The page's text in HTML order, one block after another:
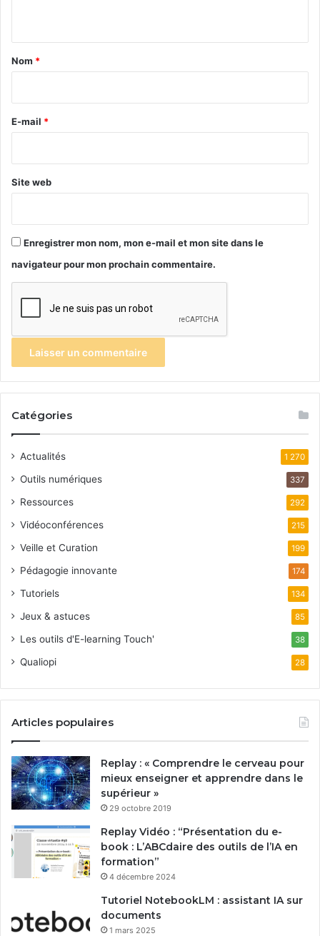
a
e
Nom *
E-mail *
Site web
Enregistrer mon nom, mon e-mail et mon site dans le
navigateur pour mon prochain commentaire.
Catégories
Actualités 1 270
Outils numériques 337
Ressources 292
Vidéoconférences 215
Veille et Curation 199
Pédagogie innovante 174
Tutoriels 134
Jeux & astuces 85
Les outils d'E-learning Touch' 38
Qualiopi 28
Articles populaires
Replay : « Comprendre le cerveau pour
mieux enseigner et apprendre dans le
supérieur »
29 octobre 2019
Replay Vidéo : “Présentation du e-
book : L’ABCdaire des outils de l’IA en
formation”
4 décembre 2024
Tutoriel NotebookLM : assistant IA sur
documents
1 mars 2025